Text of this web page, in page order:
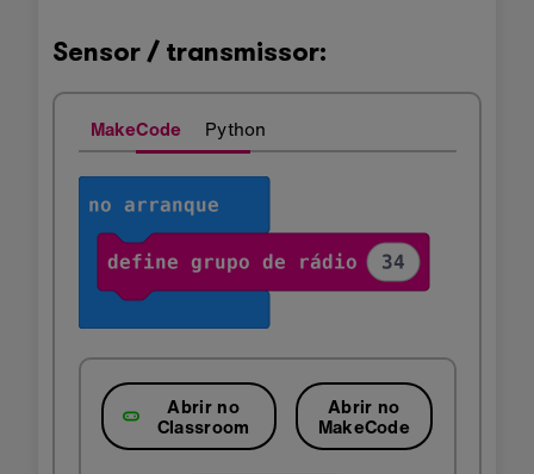
Sensor / transmissor:
MakeCode Python
Abrir no
Classroom
Abrir no
MakeCode